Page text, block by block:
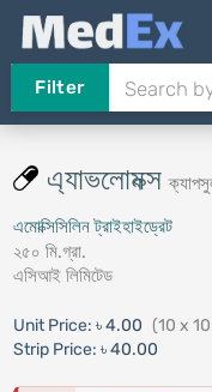
Filter
এ্যাভলোমক্স
এমোক্সিসিলিন ট্রাইহাইড্রেট
২৫০ মি.গ্রা.
এসিআই লিমিটেড
Unit Price: ৳ 4.00 (10 x
Strip Price: ৳ 40.00